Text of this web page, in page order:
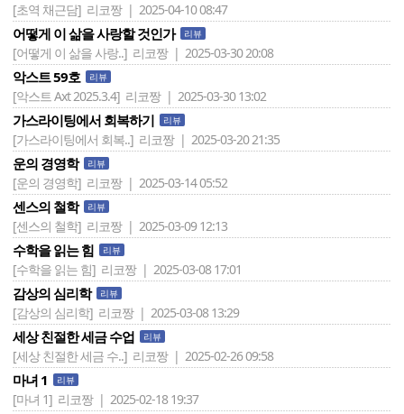
[초역 채근담] 리코짱 | 2025-04-10 08:47
어떻게 이 삶을 사랑할 것인가 리뷰
[어떻게 이 삶을 사랑..] 리코짱 | 2025-03-30 20:08
악스트 59호 리뷰
[악스트 Axt 2025.3.4] 리코짱 | 2025-03-30 13:02
가스라이팅에서 회복하기 리뷰
[가스라이팅에서 회복..] 리코짱 | 2025-03-20 21:35
운의 경영학 리뷰
[운의 경영학] 리코짱 | 2025-03-14 05:52
센스의 철학 리뷰
[센스의 철학] 리코짱 | 2025-03-09 12:13
수학을 읽는 힘 리뷰
[수학을 읽는 힘] 리코짱 | 2025-03-08 17:01
감상의 심리학 리뷰
[감상의 심리학] 리코짱 | 2025-03-08 13:29
세상 친절한 세금 수업 리뷰
[세상 친절한 세금 수..] 리코짱 | 2025-02-26 09:58
마녀 1 리뷰
[마녀 1] 리코짱 | 2025-02-18 19:37